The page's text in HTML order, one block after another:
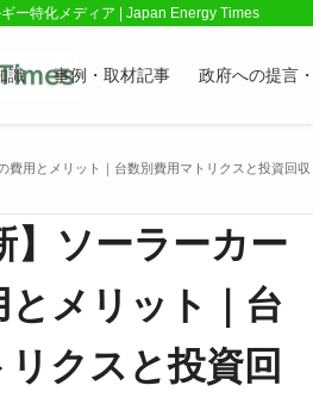
ー特化メディア | Japan Energy Times
識 事例・取材記事 政府への提言
費用とメリット｜台数別費用マトリクスと投資回収
】ソーラーカー
メリット｜台
クスと投資回